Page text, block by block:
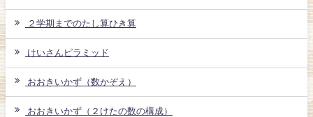
２学期までのたし算ひき算
けいさんピラミッド
おおきいかず（数かぞえ）
おおきいかず（２けたの数の構成）